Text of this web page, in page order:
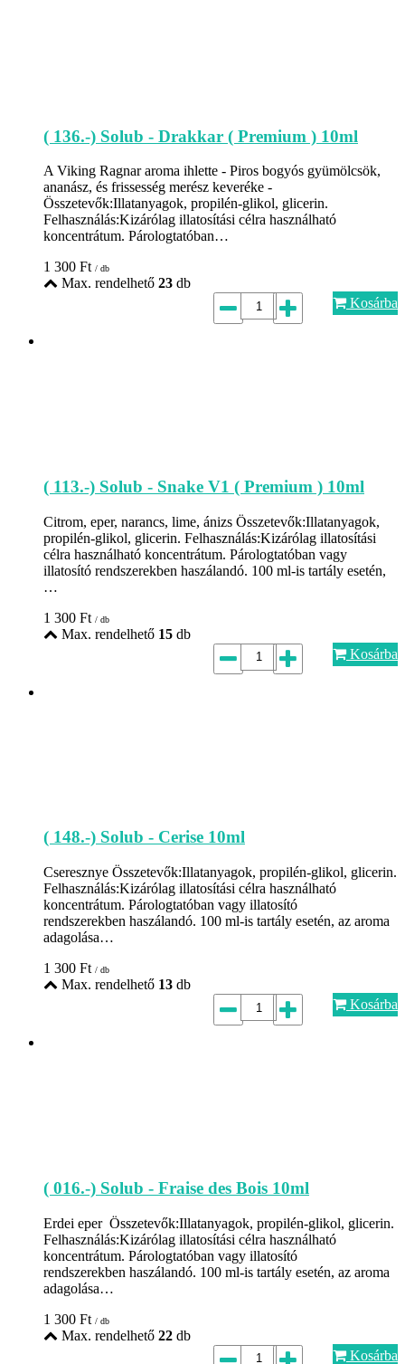
( 136.-) Solub - Drakkar ( Premium ) 10ml
A Viking Ragnar aroma ihlette - Piros bogyós gyümölcsök,
ananász, és frissesség merész keveréke -
Összetevők:Illatanyagok, propilén-glikol, glicerin.
Felhasználás:Kizárólag illatosítási célra használható
koncentrátum. Párologtatóban…
1 300 Ft / db
Max. rendelhető 23 db
Kosárba
( 113.-) Solub - Snake V1 ( Premium ) 10ml
Citrom, eper, narancs, lime, ánizs Összetevők:Illatanyagok,
propilén-glikol, glicerin. Felhasználás:Kizárólag illatosítási
célra használható koncentrátum. Párologtatóban vagy
illatosító rendszerekben haszálandó. 100 ml-is tartály esetén,
…
1 300 Ft / db
Max. rendelhető 15 db
Kosárba
( 148.-) Solub - Cerise 10ml
Cseresznye Összetevők:Illatanyagok, propilén-glikol, glicerin.
Felhasználás:Kizárólag illatosítási célra használható
koncentrátum. Párologtatóban vagy illatosító
rendszerekben haszálandó. 100 ml-is tartály esetén, az aroma
adagolása…
1 300 Ft / db
Max. rendelhető 13 db
Kosárba
( 016.-) Solub - Fraise des Bois 10ml
Erdei eper Összetevők:Illatanyagok, propilén-glikol, glicerin.
Felhasználás:Kizárólag illatosítási célra használható
koncentrátum. Párologtatóban vagy illatosító
rendszerekben haszálandó. 100 ml-is tartály esetén, az aroma
adagolása…
1 300 Ft / db
Max. rendelhető 22 db
Kosárba